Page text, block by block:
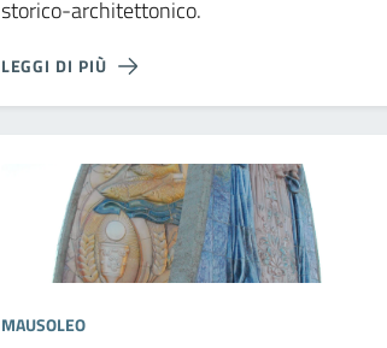
storico-architettonico.
LEGGI DI PIÙ
MAUSOLEO